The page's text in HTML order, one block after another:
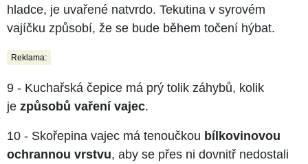
hladce, je uvařené natvrdo. Tekutina v syrovém
vajíčku způsobí, že se bude během točení hýbat.
Reklama:
9 - Kuchařská čepice má prý tolik záhybů, kolik
je způsobů vaření vajec.
10 - Skořepina vajec má tenoučkou bílkovinovou
ochrannou vrstvu, aby se přes ni dovnitř nedostali